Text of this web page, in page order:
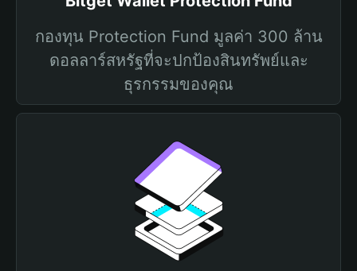
กองทุน Protection Fund มูลค่า 300 ล้าน
ดอลลาร์สหรัฐที่จะปกป้องสินทรัพย์และ
ธุรกรรมของคุณ